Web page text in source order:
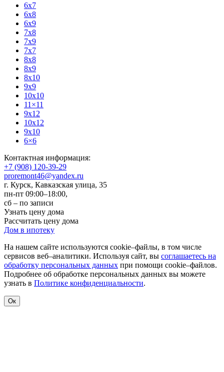
6x7
6x8
6x9
7x8
7x9
7x7
8x8
8x9
8x10
9x9
10x10
11×11
9x12
10x12
9x10
6×6
Контактная информация:
+7 (908) 120-39-29
proremont46@yandex.ru
г. Курск, Кавказская улица, 35
пн-пт 09:00–18:00,
сб – по записи
Узнать цену дома
Рассчитать цену дома
Дом в ипотеку
На нашем сайте используются cookie–файлы, в том числе
сервисов веб–аналитики. Используя сайт, вы соглашаетесь на
обработку персональных данных при помощи cookie–файлов.
Подробнее об обработке персональных данных вы можете
узнать в Политике конфиденциальности.
Ок